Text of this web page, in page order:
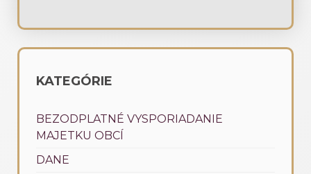
KATEGÓRIE
BEZODPLATNÉ VYSPORIADANIE
MAJETKU OBCÍ
DANE